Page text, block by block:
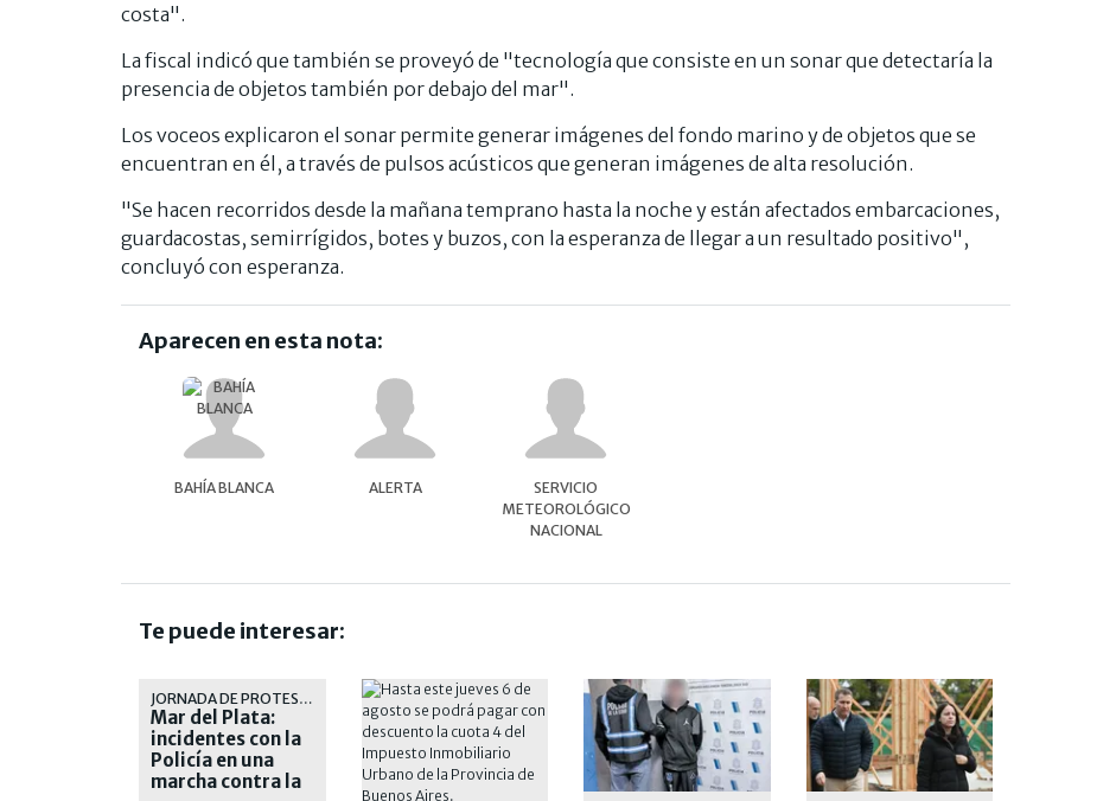
costa".
La fiscal indicó que también se proveyó de "tecnología que consiste en un sonar que detectaría la
presencia de objetos también por debajo del mar".
Los voceos explicaron el sonar permite generar imágenes del fondo marino y de objetos que se
encuentran en él, a través de pulsos acústicos que generan imágenes de alta resolución.
"Se hacen recorridos desde la mañana temprano hasta la noche y están afectados embarcaciones,
guardacostas, semirrígidos, botes y buzos, con la esperanza de llegar a un resultado positivo",
concluyó con esperanza.
Aparecen en esta nota:
BAHÍA BLANCA ALERTA
SERVICIO
METEOROLÓGICO
NACIONAL
Te puede interesar:
JORNADA DE PROTESTA
Mar del Plata:
incidentes con la
Policía en una
marcha contra la